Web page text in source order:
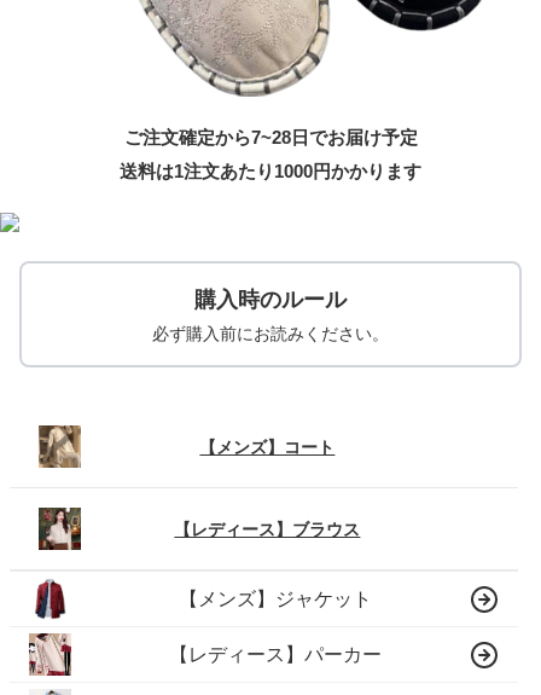
ご注文確定から7~28日でお届け予定
送料は1注文あたり 1000円かかります
購入時のルール
必ず購入前にお読みください。
【メンズ】コート
【レディース】ブラウス
【メンズ】ジャケット
【レディース】パーカー